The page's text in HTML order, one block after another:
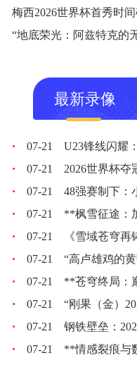
梅西2026世界杯首秀时
“地底荣光：阿兹特克的
最新录像
· 07-21
U23锋线闪耀：
·
07-21
2026世界杯夺冠赔
·
07-21
48强赛制下：小
·
07-21
**枫雪征途：
·
07-21
《雪域苍穹再
·
07-21
“高卢雄鸡的黄
·
07-21
**苍穹终局：
·
07-21
“刚果（金）
·
07-21
钢铁壁垒：2026
·
07-21 **情感裂痕与数据博